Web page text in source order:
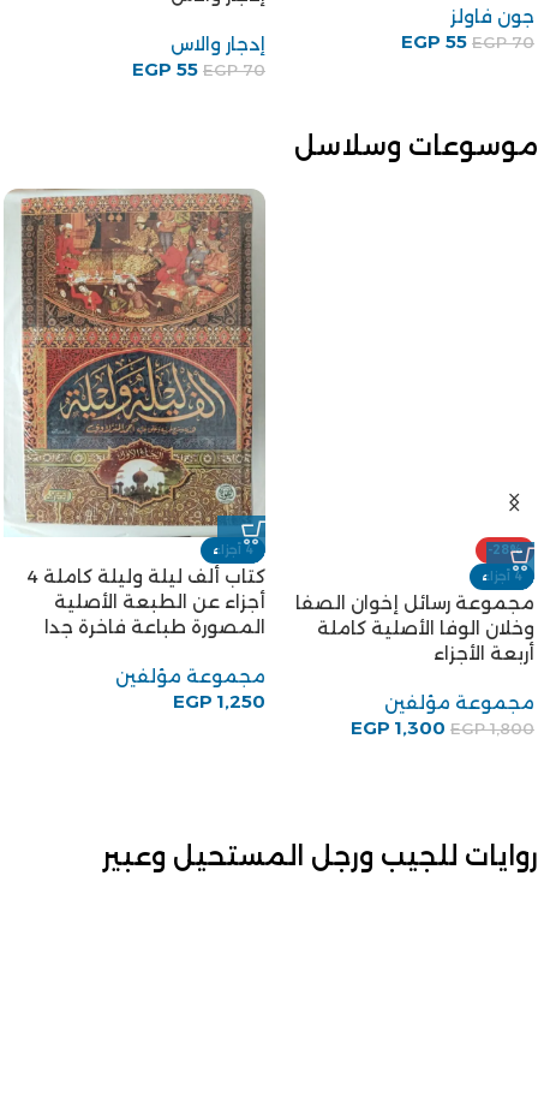
جون فاولز
EGP70
EGP 55 إدجار والاس
EGP70
EGP 55
موسوعات وسلاسل
-28%
4 أجزاء
مجموعة رسائل إخوان الصفا
وخلان الوفا الأصلية كاملة
أربعة الأجزاء
مجموعة مؤلفين
EGP1,800
EGP 1,300
4 أجزاء
كتاب ألف ليلة وليلة كاملة 4
أجزاء عن الطبعة الأصلية
المصورة طباعة فاخرة جدا
مجموعة مؤلفين
EGP 1,250
روايات للجيب ورجل المستحيل وعبير